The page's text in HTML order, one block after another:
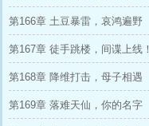
第166章 土豆暴雷，哀鸿遍野
第167章 徒手跳楼，间谍上线！
第168章 降维打击，母子相遇
第169章 落难天仙，你的名字